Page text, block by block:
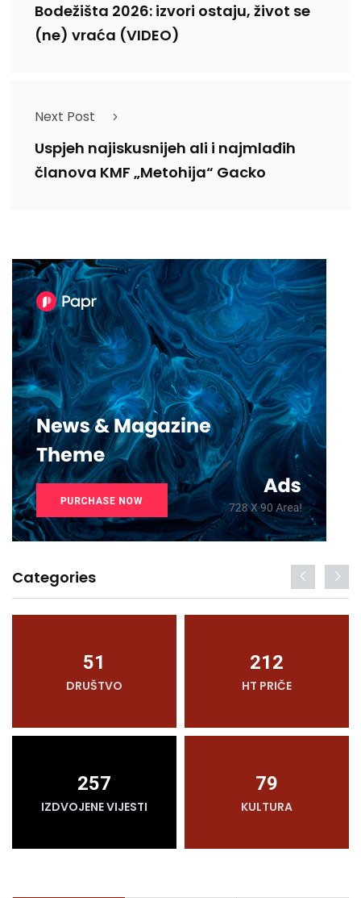
Bodežišta 2026: izvori ostaju, život se
(ne) vraća (VIDEO)
Next Post
Uspjeh najiskusnijeh ali i najmlađih
članova KMF „Metohija“ Gacko
Categories
51
DRUŠTVO
212
HT PRIČE
257
IZDVOJENE VIJESTI
79
KULTURA